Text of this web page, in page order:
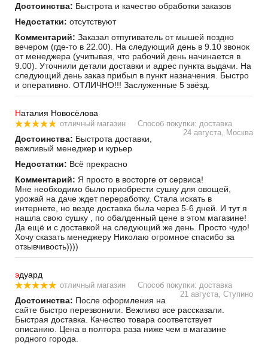
Достоинства: Быстрота и качество обработки заказов
Недостатки: отсутствуют
Комментарий: Заказал отпугиватель от мышей поздно
вечером (где-то в 22.00). На следующий день в 9.10 звонок
от менеджера (учитывая, что рабочий день начинается в
9.00). Уточнили детали доставки и адрес пункта выдачи. На
следующий день заказ прибыл в пункт назначения. Быстро
и оперативно. ОТЛИЧНО!!! Заслуженные 5 звёзд.
Наталия Новосёлова
отличный магазин
Способ покупки: доставка
24 августа, Москва
Достоинства: Быстрота доставки,
вежливый менеджер и курьер
Недостатки: Всё прекрасно
Комментарий: Я просто в восторге от сервиса!
Мне необходимо было приобрести сушку для овощей,
урожай на даче ждет переработку. Стала искать в
интернете, но везде доставка была через 5-6 дней. И тут я
нашла свою сушку , по обалденный цене в этом магазине!
Да ещё и с доставкой на следующий же день. Просто чудо!
Хочу сказать менеджеру Николаю огромное спасибо за
отзывчивость))))
эдуард
отличный магазин
Способ покупки: доставка
21 августа, Ступино
Достоинства: После оформления на
сайте быстро перезвонили. Вежливо все рассказали.
Быстрая доставка. Качество товара соответствует
описанию. Цена в полтора раза ниже чем в магазине
родного города.